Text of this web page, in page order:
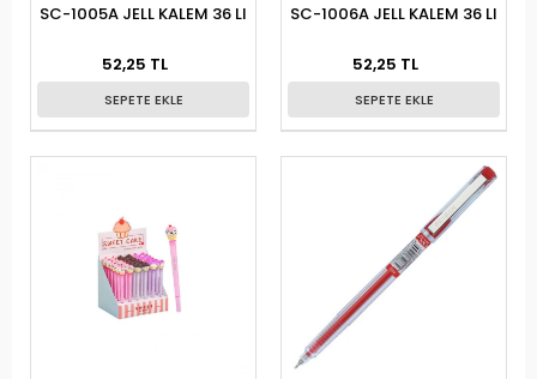
SC-1005A JELL KALEM 36 LI
52,25 TL
SEPETE EKLE
SC-1006A JELL KALEM 36 LI
52,25 TL
SEPETE EKLE